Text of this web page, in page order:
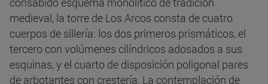
medieval, la torre de Los Arcos consta de cuatro
cuerpos de sillería: los dos primeros prismáticos, el
tercero con volúmenes cilíndricos adosados a sus
esquinas, y el cuarto de disposición poligonal pares
de arbotantes con crestería. La contemplación de